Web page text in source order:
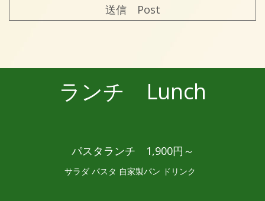
ランチ Lunch
パスタランチ 1,900円～
サラダ パスタ 自家製パン ドリンク